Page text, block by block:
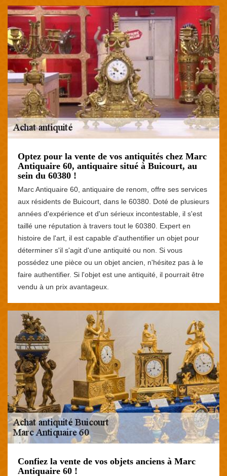
Optez pour la vente de vos antiquités chez Marc
Antiquaire 60, antiquaire situé à Buicourt, au
sein du 60380 !
Marc Antiquaire 60, antiquaire de renom, offre ses services
aux résidents de Buicourt, dans le 60380. Doté de plusieurs
années d'expérience et d'un sérieux incontestable, il s'est
taillé une réputation à travers tout le 60380. Expert en
histoire de l'art, il est capable d'authentifier un objet pour
déterminer s'il s'agit d'une antiquité ou non. Si vous
possédez une pièce ou un objet ancien, n'hésitez pas à le
faire authentifier. Si l'objet est une antiquité, il pourrait être
vendu à un prix avantageux.
Confiez la vente de vos objets anciens à Marc
Antiquaire 60 !